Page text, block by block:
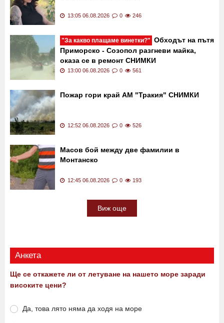
13:05 06.08.2026 0 246
"За какво плащаме винетки?" Обходът на пътя
Приморско - Созопол разгневи майка,
оказа се в ремонт СНИМКИ
13:00 06.08.2026 0 561
Пожар гори край АМ "Тракия" СНИМКИ
12:52 06.08.2026 0 526
Масов бой между две фамилии в
Монтанско
12:45 06.08.2026 0 193
Виж още
Анкета
Ще се откажете ли от летуване на нашето море заради
високите цени?
Да, това лято няма да ходя на море